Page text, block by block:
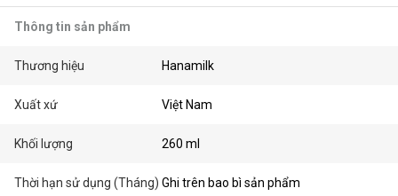
Thông tin sản phẩm
Thương hiệu Hanamilk
Xuất xứ Việt Nam
Khối lượng 260 ml
Thời hạn sử dụng (Tháng) Ghi trên bao bì sản phẩm